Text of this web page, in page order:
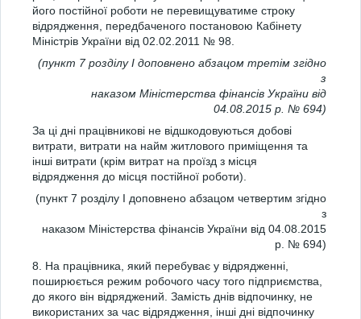
його постійної роботи не перевищуватиме строку
відрядження, передбаченого постановою Кабінету
Міністрів України від 02.02.2011 № 98.
(пункт 7 розділу І доповнено абзацом третім згідно
з
наказом Міністерства фінансів України від
04.08.2015 р. № 694)
За ці дні працівникові не відшкодовуються добові
витрати, витрати на найм житлового приміщення та
інші витрати (крім витрат на проїзд з місця
відрядження до місця постійної роботи).
(пункт 7 розділу І доповнено абзацом четвертим згідно
з
наказом Міністерства фінансів України від 04.08.2015
р. № 694)
8. На працівника, який перебуває у відрядженні,
поширюється режим робочого часу того підприємства,
до якого він відряджений. Замість днів відпочинку, не
використаних за час відрядження, інші дні відпочинку